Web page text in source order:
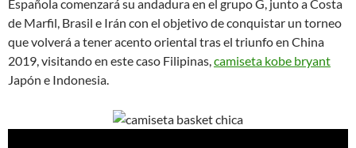
Española comenzará su andadura en el grupo G, junto a Costa
de Marfil, Brasil e Irán con el objetivo de conquistar un torneo
que volverá a tener acento oriental tras el triunfo en China
2019, visitando en este caso Filipinas,camiseta kobe bryant
Japón e Indonesia.